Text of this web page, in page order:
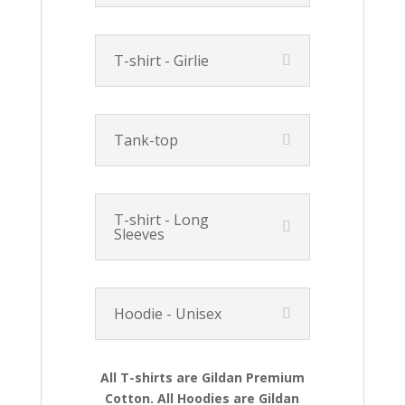
T-shirt - Girlie
Tank-top
T-shirt - Long
Sleeves
Hoodie - Unisex
All T-shirts are Gildan Premium
Cotton. All Hoodies are Gildan